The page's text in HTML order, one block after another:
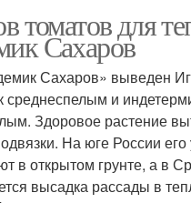
томатов для
Сахаров
Сахаров» выведен
среднеспелым и
Здоровое растение
На юге России
в открытом грунте, а в
высадка рассады в